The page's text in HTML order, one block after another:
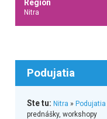
Región
Nitra
Podujatia
Ste tu: Nitra » Podujatia
prednášky, workshopy